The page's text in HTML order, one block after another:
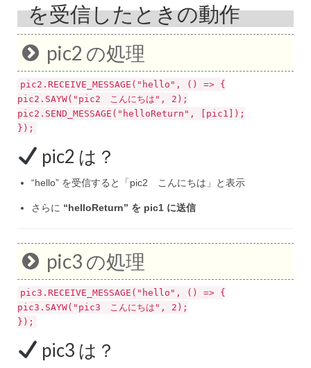
を受信したときの動作
pic2 の処理
pic2. RECEIVE_MESSAGE ( "hello" , () => {
pic2. SAYW( "pic2 こんにちは" , 2 );
pic2. SEND_MESSAGE ( "helloReturn" , [pic1]);
});
pic2 は？
“hello” を受信すると「pic2 こんにちは」と表示
さらに “helloReturn” を pic1 に送信
pic3 の処理
pic3. RECEIVE_MESSAGE ( "hello" , () => {
pic3. SAYW( "pic3 こんにちは" , 2 );
});
pic3 は？